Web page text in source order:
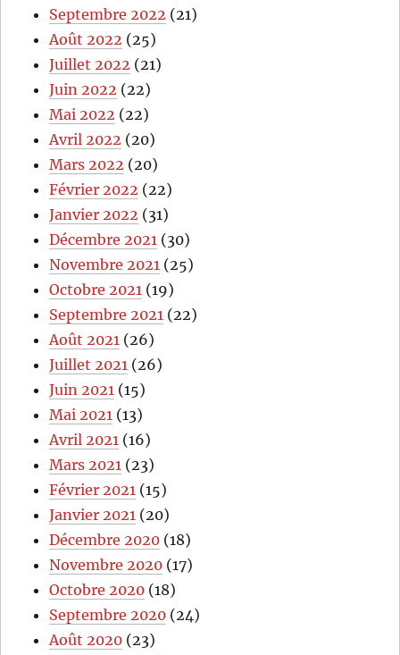
Septembre 2022 (21)
Août 2022 (25)
Juillet 2022 (21)
Juin 2022 (22)
Mai 2022 (22)
Avril 2022 (20)
Mars 2022 (20)
Février 2022 (22)
Janvier 2022 (31)
Décembre 2021 (30)
Novembre 2021 (25)
Octobre 2021 (19)
Septembre 2021 (22)
Août 2021 (26)
Juillet 2021 (26)
Juin 2021 (15)
Mai 2021 (13)
Avril 2021 (16)
Mars 2021 (23)
Février 2021 (15)
Janvier 2021 (20)
Décembre 2020 (18)
Novembre 2020 (17)
Octobre 2020 (18)
Septembre 2020 (24)
Août 2020 (23)